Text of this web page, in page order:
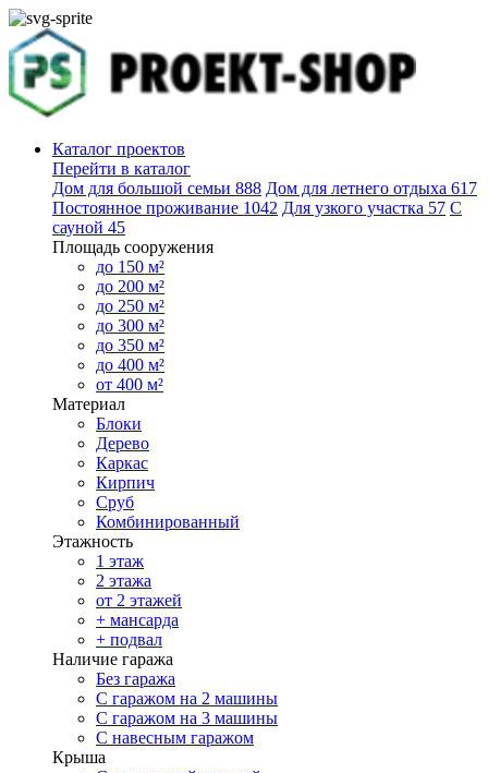
Каталог проектов
Перейти в каталог
Дом для большой семьи 888 Дом для летнего отдыха 617
Постоянное проживание 1042 Для узкого участка 57 С
сауной 45
Площадь сооружения
до 150 м²
до 200 м²
до 250 м²
до 300 м²
до 350 м²
до 400 м²
от 400 м²
Материал
Блоки
Дерево
Каркас
Кирпич
Сруб
Комбинированный
Этажность
1 этаж
2 этажа
от 2 этажей
+ мансарда
+ подвал
Наличие гаража
Без гаража
С гаражом на 2 машины
С гаражом на 3 машины
С навесным гаражом
Крыша